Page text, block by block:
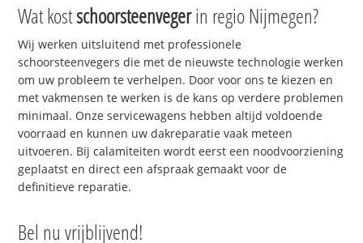
Wat kostschoorsteenvegerin regio Nijmegen?
Wij werken uitsluitend met professionele
schoorsteenvegers die met de nieuwste technologie werken
om uw probleem te verhelpen. Door voor ons te kiezen en
met vakmensen te werken is de kans op verdere problemen
minimaal. Onze servicewagens hebben altijd voldoende
voorraad en kunnen uw dakreparatie vaak meteen
uitvoeren. Bij calamiteiten wordt eerst een noodvoorziening
geplaatst en direct een afspraak gemaakt voor de
definitieve reparatie.
Bel nu vrijblijvend!